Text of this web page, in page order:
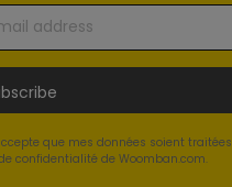
que mes données soient traitées
confidentialité de Woomban.com.